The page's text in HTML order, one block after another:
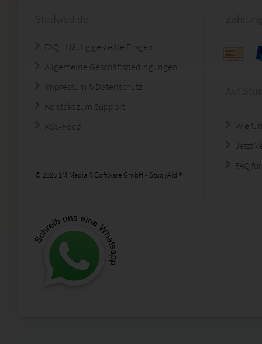
FAQ - Häufig gestellte Fragen
Allgemeine Geschäftsbedingungen
Impressum & Datenschutz
Kontakt zum Support
RSS-Feed
© 2026 1M Media & Software GmbH - StudyAid ®
Wie
Jetzt
FAQ